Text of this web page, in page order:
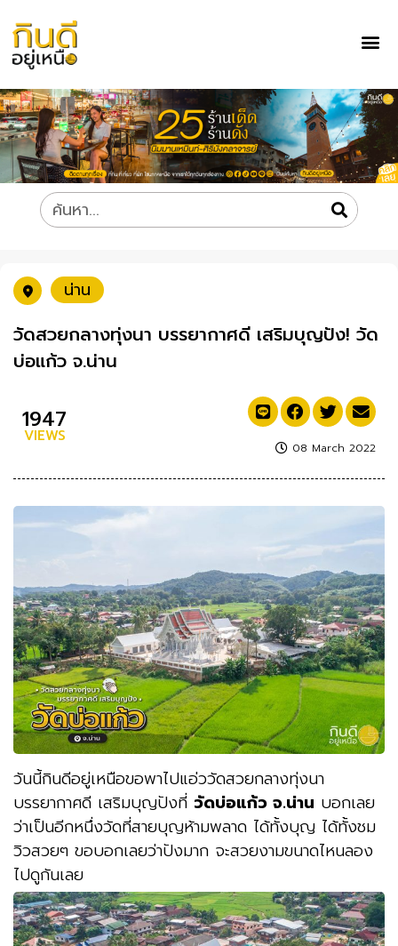
น่าน
วัดสวยกลางทุ่งนา บรรยากาศดี เสริมบุญปัง! วัด
บ่อแก้ว จ.น่าน
1947
VIEWS
08 March 2022
วันนี้กินดีอยู่เหนือขอพาไปแอ่ววัดสวยกลางทุ่งนา
บรรยากาศดี เสริมบุญปังที่ วัดบ่อแก้ว จ.น่าน บอกเลย
ว่าเป็นอีกหนึ่งวัดที่สายบุญห้ามพลาด ได้ทั้งบุญ ได้ทั้งชม
วิวสวยๆ ขอบอกเลยว่าปังมาก จะสวยงามขนาดไหนลอง
ไปดูกันเลย